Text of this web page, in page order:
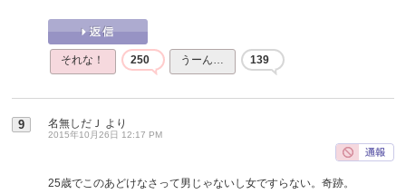
それな！ 250 うーん… 139
9 名無しだＪ より
2015年10月26日 12:17 PM
25歳でこのあどけなさって男じゃないし女ですらない。奇跡。